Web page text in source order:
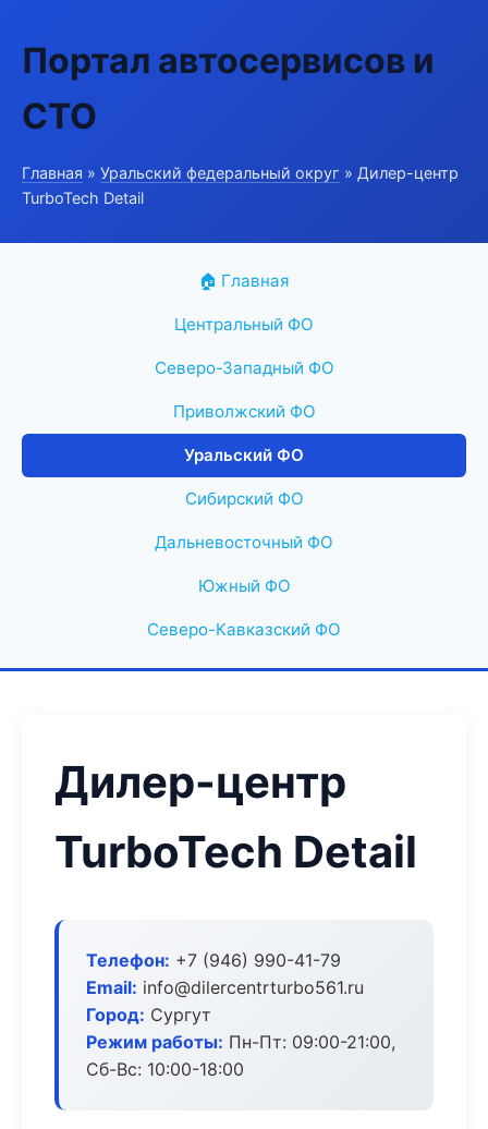
Портал автосервисов и
СТО
Главная » Уральский федеральный округ » Дилер-центр
TurboTech Detail
🏠 Главная
Центральный ФО
Северо-Западный ФО
Приволжский ФО
Уральский ФО
Сибирский ФО
Дальневосточный ФО
Южный ФО
Северо-Кавказский ФО
Дилер-центр
TurboTech Detail
Телефон: +7 (946) 990-41-79
Email: info@dilercentrturbo561.ru
Город: Сургут
Режим работы: Пн-Пт: 09:00-21:00,
Сб-Вс: 10:00-18:00